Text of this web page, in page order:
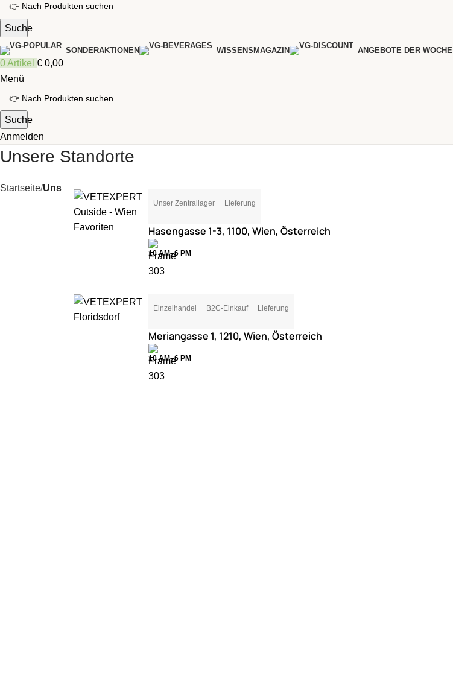
Suche
SONDERAKTIONEN WISSENSMAGAZIN ANGEBOTE DER WOCHE
0Artikel € 0,00
Menü
Suche
Anmelden
Unsere Standorte
Startseite Unsere Standorte
Unser Zentrallager Lieferung
Hasengasse 1-3, 1100, Wien, Österreich
10 AM–6 PM
Einzelhandel B2C-Einkauf Lieferung
Meriangasse 1, 1210, Wien, Österreich
10 AM–6 PM